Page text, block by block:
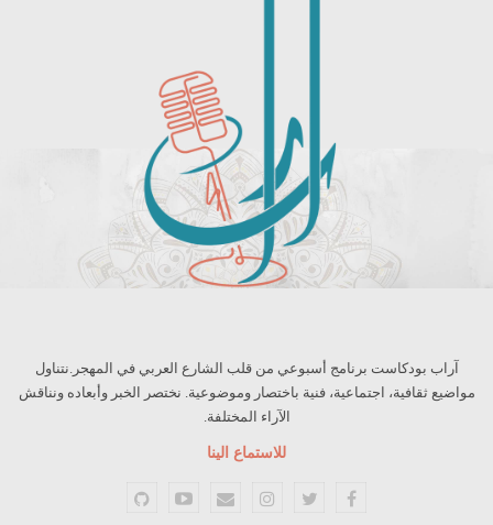
آراب بودكاست برنامج أسبوعي من قلب الشارع العربي في المهجر.نتناول
مواضيع ثقافية، اجتماعية، فنية باختصار وموضوعية. نختصر الخبر وأبعاده ونناقش
الآراء المختلفة.
للاستماع الينا